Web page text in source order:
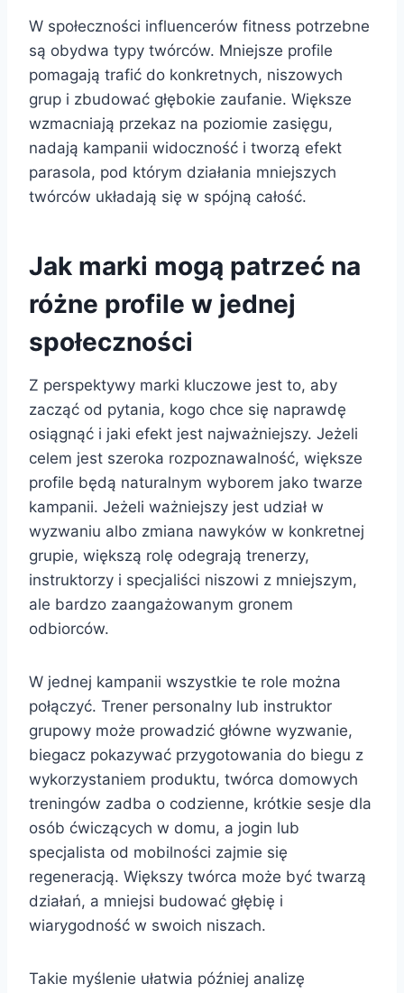
W społeczności influencerów fitness potrzebne
są obydwa typy twórców. Mniejsze profile
pomagają trafić do konkretnych, niszowych
grup i zbudować głębokie zaufanie. Większe
wzmacniają przekaz na poziomie zasięgu,
nadają kampanii widoczność i tworzą efekt
parasola, pod którym działania mniejszych
twórców układają się w spójną całość.
Jak marki mogą patrzeć na
różne profile w jednej
społeczności
Z perspektywy marki kluczowe jest to, aby
zacząć od pytania, kogo chce się naprawdę
osiągnąć i jaki efekt jest najważniejszy. Jeżeli
celem jest szeroka rozpoznawalność, większe
profile będą naturalnym wyborem jako twarze
kampanii. Jeżeli ważniejszy jest udział w
wyzwaniu albo zmiana nawyków w konkretnej
grupie, większą rolę odegrają trenerzy,
instruktorzy i specjaliści niszowi z mniejszym,
ale bardzo zaangażowanym gronem
odbiorców.
W jednej kampanii wszystkie te role można
połączyć. Trener personalny lub instruktor
grupowy może prowadzić główne wyzwanie,
biegacz pokazywać przygotowania do biegu z
wykorzystaniem produktu, twórca domowych
treningów zadba o codzienne, krótkie sesje dla
osób ćwiczących w domu, a jogin lub
specjalista od mobilności zajmie się
regeneracją. Większy twórca może być twarzą
działań, a mniejsi budować głębię i
wiarygodność w swoich niszach.
Takie myślenie ułatwia później analizę